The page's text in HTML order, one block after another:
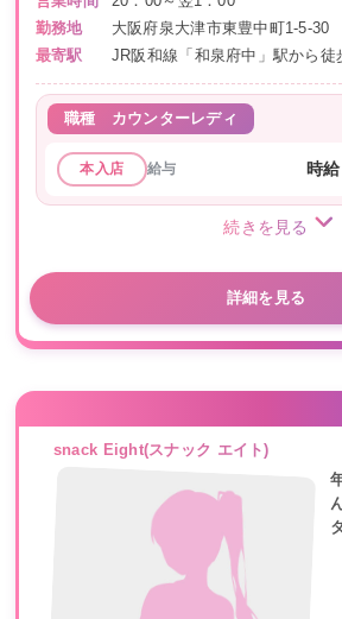
勤務地
大阪府泉大津市東豊中町1-5-
最寄駅
JR阪和線「和泉府中」駅から徒
職種 カウンターレディ
本入店 給与 時
続きを見る
詳細を見る
snack Eight(スナック エイト)